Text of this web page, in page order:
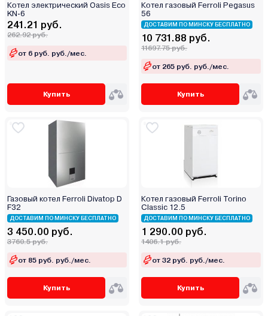
Котел электрический Oasis Eco
KN-6
241.21 руб.
262.92 руб.
от 6 руб. руб./мес.
Купить
Котел газовый Ferroli Pegasus
56
ДОСТАВИМ ПО МИНСКУ БЕСПЛАТНО
10 731.88 руб.
11697.75 руб.
от 265 руб. руб./мес.
Купить
Газовый котел Ferroli Divatop D
F32
ДОСТАВИМ ПО МИНСКУ БЕСПЛАТНО
3 450.00 руб.
3760.5 руб.
от 85 руб. руб./мес.
Купить
Котел газовый Ferroli Torino
Classic 12.5
ДОСТАВИМ ПО МИНСКУ БЕСПЛАТНО
1 290.00 руб.
1406.1 руб.
от 32 руб. руб./мес.
Купить